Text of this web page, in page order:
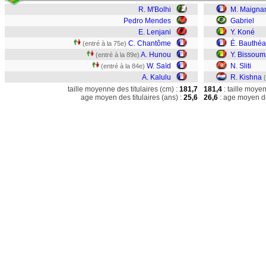
R. M'Bolhi
Pedro Mendes
E. Lenjani
(entré à la 75e) C. Chantôme
(entré à la 89e) A. Hunou
(entré à la 84e) W. Saïd
A. Kalulu
M.
Gabriel
Y. Koné
É.
Y.
N. Sliti
R. Kishna
taille moyenne des titulaires (cm) : 181,7
age moyen des titulaires (ans) : 25,6
181,4 : taille
26,6 : age moyen